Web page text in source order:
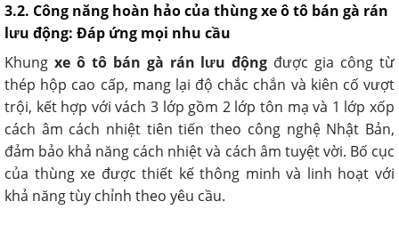
3.2. Công năng hoàn hảo của thùng xe ô tô bán gà rán
lưu động: Đáp ứng mọi nhu cầu
Khung xe ô tô bán gà rán lưu động được gia công từ
thép hộp cao cấp, mang lại độ chắc chắn và kiên cố vượt
trội, kết hợp với vách 3 lớp gồm 2 lớp tôn mạ và 1 lớp xốp
cách âm cách nhiệt tiên tiến theo công nghệ Nhật Bản,
đảm bảo khả năng cách nhiệt và cách âm tuyệt vời. Bố cục
của thùng xe được thiết kế thông minh và linh hoạt với
khả năng tùy chỉnh theo yêu cầu.